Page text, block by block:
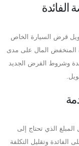
الفائدة
قرض السيارة الخاص
المنخفض المال على مدى
وشروط القرض الجديد
المبلغ الذي تحتاج إلى
الفائدة وتقليل التكلفة